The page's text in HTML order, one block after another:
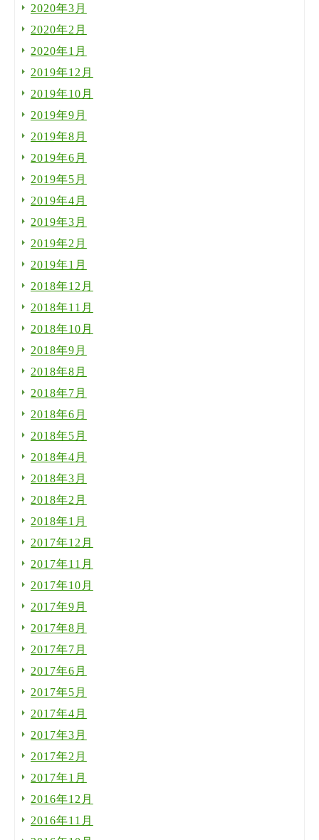
2020年3月
2020年2月
2020年1月
2019年12月
2019年10月
2019年9月
2019年8月
2019年6月
2019年5月
2019年4月
2019年3月
2019年2月
2019年1月
2018年12月
2018年11月
2018年10月
2018年9月
2018年8月
2018年7月
2018年6月
2018年5月
2018年4月
2018年3月
2018年2月
2018年1月
2017年12月
2017年11月
2017年10月
2017年9月
2017年8月
2017年7月
2017年6月
2017年5月
2017年4月
2017年3月
2017年2月
2017年1月
2016年12月
2016年11月